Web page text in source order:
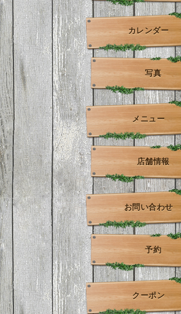
カレンダー
写真
メニュー
店舗情報
お問い合わせ
予約
クーポン